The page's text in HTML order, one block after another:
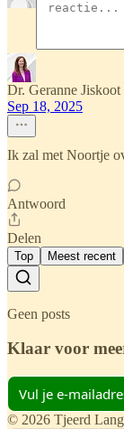
Dr. Geranne Jiskoot
Sep 18, 2025
Ik zal met Noortje
Antwoord
Delen
Top Meest recent
Geen posts
Klaar voor
© 2026 Tjeerd